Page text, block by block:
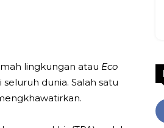
lingkungan atau Eco
dunia. Salah satu